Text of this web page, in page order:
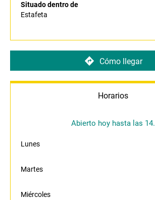
Situado dentro de
Estafeta
Cómo llegar
Horarios
Abierto hoy hasta las 14.
Lunes
Martes
Miércoles